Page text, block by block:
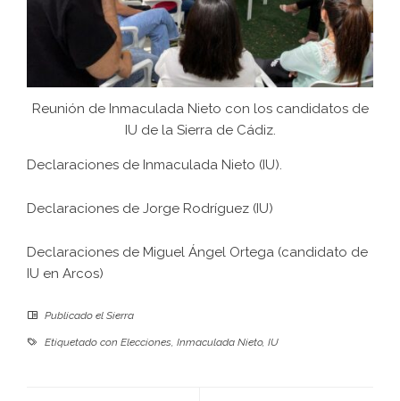
Reunión de Inmaculada Nieto con los candidatos de
IU de la Sierra de Cádiz.
Declaraciones de Inmaculada Nieto (IU).
Declaraciones de Jorge Rodríguez (IU)
Declaraciones de Miguel Ángel Ortega (candidato de
IU en Arcos)
Publicado el Sierra
Etiquetado con Elecciones, Inmaculada Nieto, IU